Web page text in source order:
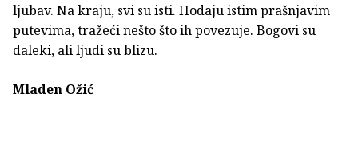
ljubav. Na kraju, svi su isti. Hodaju istim prašnjavim
putevima, tražeći nešto što ih povezuje. Bogovi su
daleki, ali ljudi su blizu.
Mladen Ožić